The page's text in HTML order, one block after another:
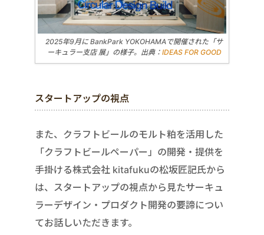
2025年9月に BankPark YOKOHAMAで開催された「サ
ーキュラー支店 展」の様子。出典： IDEAS FOR GOOD
スタートアップの視点
また、クラフトビールのモルト粕を活用した
「クラフトビールペーパー」の開発・提供を
手掛ける株式会社 kitafukuの松坂匠記氏から
は、スタートアップの視点から見たサーキュ
ラーデザイン・プロダクト開発の要諦につい
てお話しいただきます。